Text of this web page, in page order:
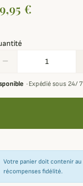
€
remove
·Expédié sous 24/
Votre panier doit contenir
récompenses fidélité.